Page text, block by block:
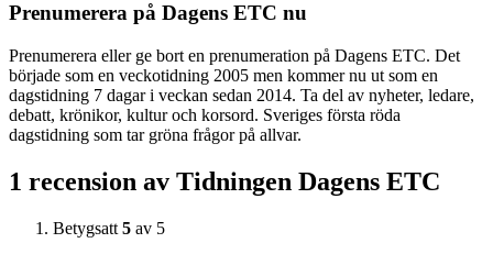
Prenumerera på Dagens ETC nu
Prenumerera eller ge bort en prenumeration på Dagens ETC. Det
började som en veckotidning 2005 men kommer nu ut som en
dagstidning 7 dagar i veckan sedan 2014. Ta del av nyheter, ledare,
debatt, krönikor, kultur och korsord. Sveriges första röda
dagstidning som tar gröna frågor på allvar.
1 recension av Tidningen Dagens ETC
Betygsatt 5 av 5